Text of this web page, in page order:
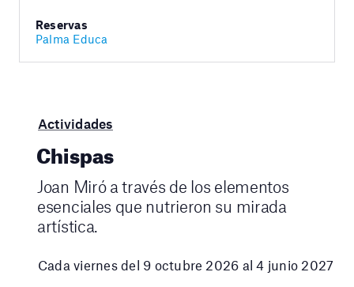
Reservas
Palma Educa
Actividades
Chispas
Joan Miró a través de los elementos
esenciales que nutrieron su mirada
artística.
Cada viernes del 9 octubre 2026 al 4 junio 2027